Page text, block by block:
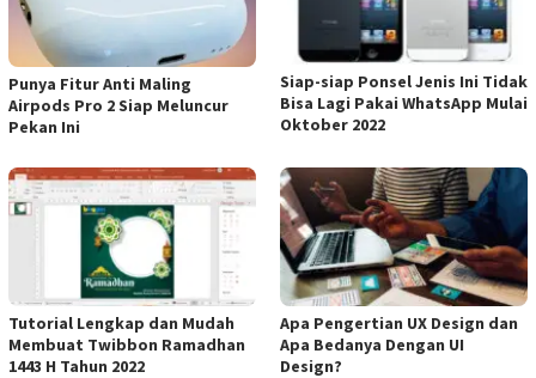
Punya Fitur Anti Maling
Airpods Pro 2 Siap Meluncur
Pekan Ini
Siap-siap Ponsel Jenis Ini Tidak
Bisa Lagi Pakai WhatsApp Mulai
Oktober 2022
Tutorial Lengkap dan Mudah
Membuat Twibbon Ramadhan
1443 H Tahun 2022
Apa Pengertian UX Design dan
Apa Bedanya Dengan UI
Design?